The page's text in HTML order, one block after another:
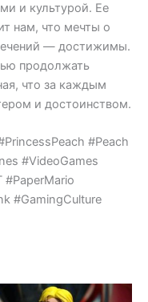
и культурой. Ее
нам, что мечты о
— достижимы.
продолжать
что за каждым
и достоинством.
#Peach
#VideoGames
#PaperMario
#GamingCulture